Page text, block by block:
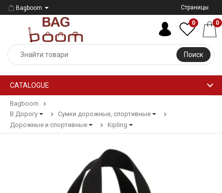
Bagboom Страницы
Поиск
0 0
CATALOGUE
Bagboom
В Дорогу
Сумки дорожные, спортивные
Дорожные и спортивные
Kipling